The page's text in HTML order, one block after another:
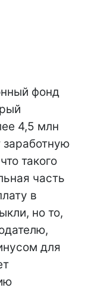
фонд
4,5 млн
такого
часть
в
но то,
для